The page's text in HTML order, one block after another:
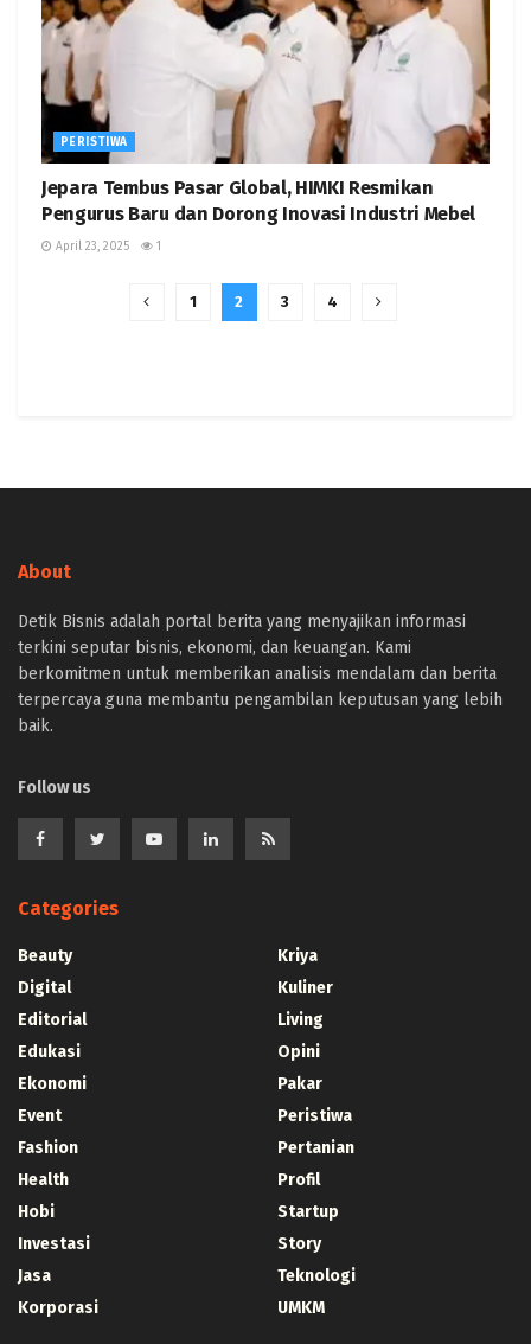
PERISTIWA
Jepara Tembus Pasar Global, HIMKI Resmikan
Pengurus Baru dan Dorong Inovasi Industri Mebel
April 23, 2025 1
1 2 3 4
About
Detik Bisnis adalah portal berita yang menyajikan informasi
terkini seputar bisnis, ekonomi, dan keuangan. Kami
berkomitmen untuk memberikan analisis mendalam dan berita
terpercaya guna membantu pengambilan keputusan yang lebih
baik.
Follow us
Categories
Beauty
Digital
Editorial
Edukasi
Ekonomi
Event
Fashion
Health
Hobi
Investasi
Jasa
Korporasi
Kriya
Kuliner
Living
Opini
Pakar
Peristiwa
Pertanian
Profil
Startup
Story
Teknologi
UMKM